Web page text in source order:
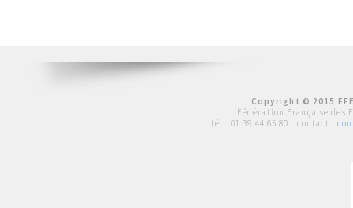
Copyright © 2015
Fédération Française des
tél : 01 39 44 65 80 | contact :